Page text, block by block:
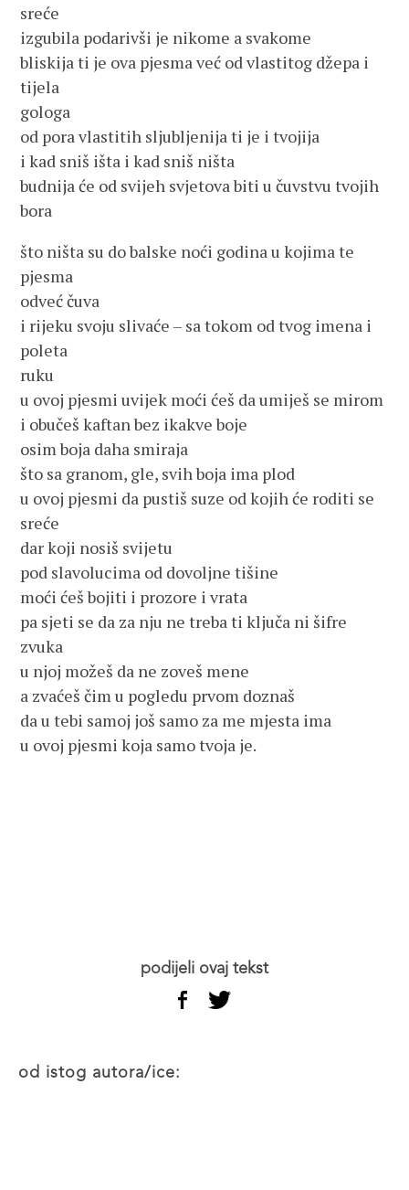
sreće
izgubila podarivši je nikome a svakome
bliskija ti je ova pjesma već od vlastitog džepa i
tijela
gologa
od pora vlastitih sljubljenija ti je i tvojija
i kad sniš išta i kad sniš ništa
budnija će od svijeh svjetova biti u čuvstvu tvojih
bora
što ništa su do balske noći godina u kojima te
pjesma
odveć čuva
i rijeku svoju slivaće – sa tokom od tvog imena i
poleta
ruku
u ovoj pjesmi uvijek moći ćeš da umiješ se mirom
i obučeš kaftan bez ikakve boje
osim boja daha smiraja
što sa granom, gle, svih boja ima plod
u ovoj pjesmi da pustiš suze od kojih će roditi se
sreće
dar koji nosiš svijetu
pod slavolucima od dovoljne tišine
moći ćeš bojiti i prozore i vrata
pa sjeti se da za nju ne treba ti ključa ni šifre
zvuka
u njoj možeš da ne zoveš mene
a zvaćeš čim u pogledu prvom doznaš
da u tebi samoj još samo za me mjesta ima
u ovoj pjesmi koja samo tvoja je.
podijeli ovaj tekst
od istog autora/ice: